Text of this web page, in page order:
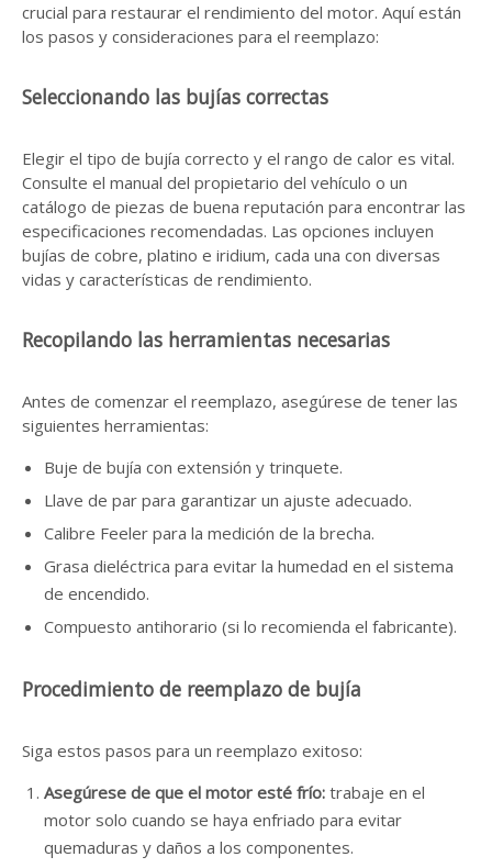
crucial para restaurar el rendimiento del motor. Aquí están
los pasos y consideraciones para el reemplazo:
Seleccionando las bujías correctas
Elegir el tipo de bujía correcto y el rango de calor es vital.
Consulte el manual del propietario del vehículo o un
catálogo de piezas de buena reputación para encontrar las
especificaciones recomendadas. Las opciones incluyen
bujías de cobre, platino e iridium, cada una con diversas
vidas y características de rendimiento.
Recopilando las herramientas necesarias
Antes de comenzar el reemplazo, asegúrese de tener las
siguientes herramientas:
Buje de bujía con extensión y trinquete.
Llave de par para garantizar un ajuste adecuado.
Calibre Feeler para la medición de la brecha.
Grasa dieléctrica para evitar la humedad en el sistema
de encendido.
Compuesto antihorario (si lo recomienda el fabricante).
Procedimiento de reemplazo de bujía
Siga estos pasos para un reemplazo exitoso:
Asegúrese de que el motor esté frío: trabaje en el
motor solo cuando se haya enfriado para evitar
quemaduras y daños a los componentes.